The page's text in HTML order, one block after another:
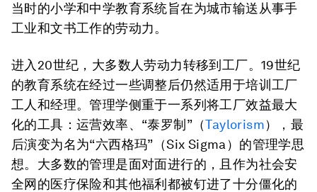
当时的小学和中学教育系统旨在为城市输送从事手
工业和文书工作的劳动力。
进入20世纪，大多数人劳动力转移到工厂。19世纪
的教育系统在经过一些调整后仍然适用于培训工厂
工人和经理。管理学侧重于一系列将工厂效益最大
化的工具：运营效率、“泰罗制”（Taylorism），最
后演变为名为“六西格玛”（Six Sigma）的管理学思
想。大多数的管理是面对面进行的，且作为社会安
全网的医疗保险和其他福利都被钉进了十分僵化的